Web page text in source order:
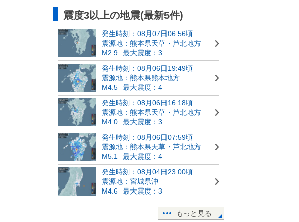
震度3以上の地震(最新5件)
発生時刻：08月07日06:56頃
震源地：熊本県天草・芦北地方
M2.9
最大震度：3
発生時刻：08月06日19:49頃
震源地：熊本県熊本地方
M4.5
最大震度：4
発生時刻：08月06日16:18頃
震源地：熊本県天草・芦北地方
M4.0
最大震度：3
発生時刻：08月06日07:59頃
震源地：熊本県天草・芦北地方
M5.1
最大震度：4
発生時刻：08月04日23:00頃
震源地：宮城県沖
M4.6
最大震度：3
もっと見る